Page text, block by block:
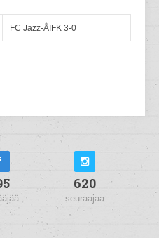
FC Jazz-ÅIFK 3-0
620
seuraajaa